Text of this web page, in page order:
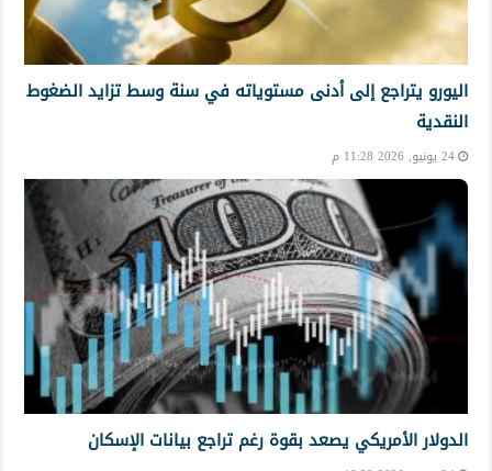
اليورو يتراجع إلى أدنى مستوياته في سنة وسط تزايد الضغوط
النقدية
24 يونيو, 2026 11:28 م
الدولار الأمريكي يصعد بقوة رغم تراجع بيانات الإسكان